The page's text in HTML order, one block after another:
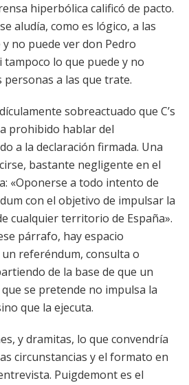
hiperbólica calificó de pacto.
aludía, como es lógico, a las
no puede ver don Pedro
tampoco lo que puede y no
personas a las que trate.
sobreactuado que C’s
prohibido hablar del
a la declaración firmada. Una
bastante negligente en el
«Oponerse a todo intento de
con el objetivo de impulsar la
cualquier territorio de España».
párrafo, hay espacio
referéndum, consulta o
de la base de que un
se pretende no impulsa la
que la ejecuta.
y dramitas, lo que convendría
circunstancias y el formato en
Puigdemont es el